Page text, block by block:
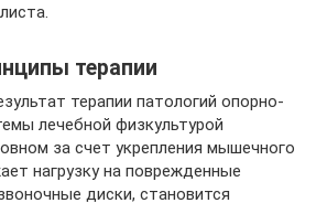
терапии
терапии патологий опорно-
лечебной физкультурой
за счет укрепления мышечного
нагрузку на поврежденные
диски, становится